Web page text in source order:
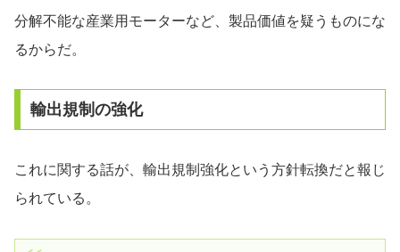
分解不能な産業用モーターなど、製品価値を疑うものにな
るからだ。
輸出規制の強化
これに関する話が、輸出規制強化という方針転換だと報じ
られている。